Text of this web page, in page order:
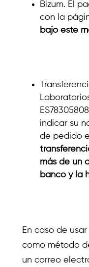
Bizum. El
con la
bajo este
indicar su
de pedido
más de un
banco y la
En caso de
como método
un correo